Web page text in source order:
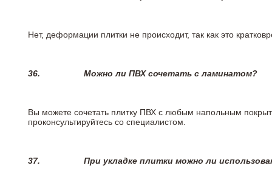
Нет, деформации плитки не происходит, так как это
36. Можно ли ПВХ сочетать с ламинатом?
Вы можете сочетать плитку ПВХ с любым напольным
проконсультируйтесь со специалистом.
37. При укладке плитки можно ли